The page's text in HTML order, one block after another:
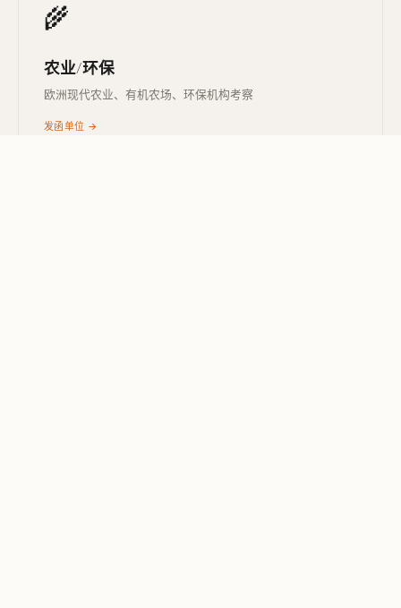
🌾
农业/环保
欧洲现代农业、有机农场、环保机构考察
发函单位 →